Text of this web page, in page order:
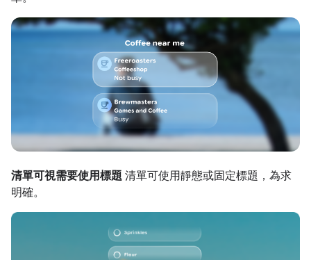
清單可視需要使用標題 清單可使用靜態或固定標題，為求
明確。